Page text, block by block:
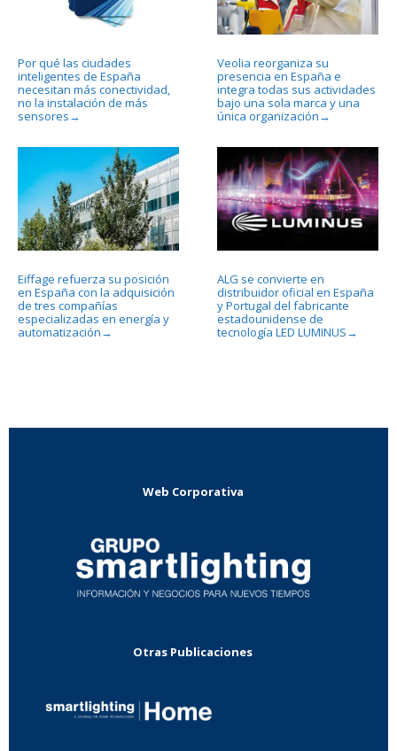
Por qué las ciudades
inteligentes de España
necesitan más conectividad,
no la instalación de más
sensores →
Veolia reorganiza su
presencia en España e
integra todas sus actividades
bajo una sola marca y una
única organización →
Eiffage refuerza su posición
en España con la adquisición
de tres compañías
especializadas en energía y
automatización →
ALG se convierte en
distribuidor oficial en España
y Portugal del fabricante
estadounidense de
tecnología LED LUMINUS →
Web Corporativa
Otras Publicaciones